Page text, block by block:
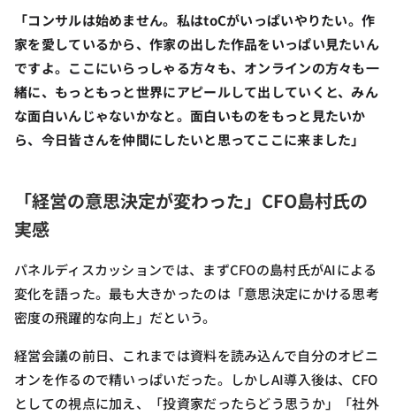
「コンサルは始めません。私はtoCがいっぱいやりたい。作
家を愛しているから、作家の出した作品をいっぱい見たいん
ですよ。ここにいらっしゃる方々も、オンラインの方々も一
緒に、もっともっと世界にアピールして出していくと、みん
な面白いんじゃないかなと。面白いものをもっと見たいか
ら、今日皆さんを仲間にしたいと思ってここに来ました」
「経営の意思決定が変わった」CFO島村氏の
実感
パネルディスカッションでは、まずCFOの島村氏がAIによる
変化を語った。最も大きかったのは「意思決定にかける思考
密度の飛躍的な向上」だという。
経営会議の前日、これまでは資料を読み込んで自分のオピニ
オンを作るので精いっぱいだった。しかしAI導入後は、CFO
としての視点に加え、「投資家だったらどう思うか」「社外